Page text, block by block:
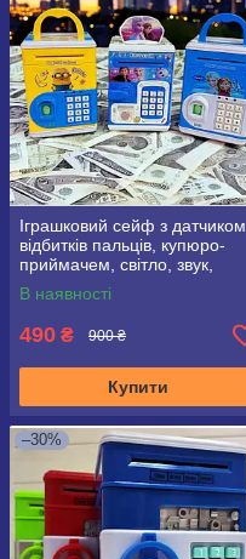
Іграшковий сейф з датчиком
відбитків пальців, купюро-
приймачем, світло, звук,
кодовий замок
В наявності
490 ₴ 900 ₴
Купити
–30%